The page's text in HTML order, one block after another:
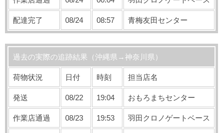
配達完了 08/24 08:57 青梅友田センター
過去の実際の追跡結果（沖縄県→神奈川県）
荷物状況 日付 時刻 担当店名
発送 08/22 19:04 おもろまちセンター
作業店通過 08/23 19:53 羽田クロノゲートベース